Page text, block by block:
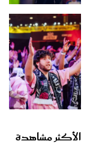
الأكثر مشاهدة